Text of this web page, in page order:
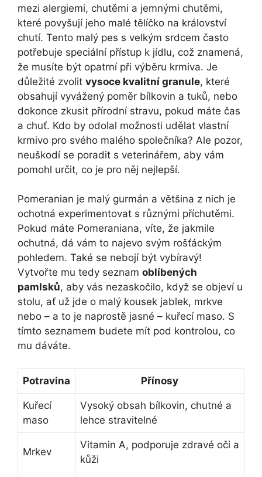
mezi alergiemi, chutěmi a jemnými chutěmi,
které povyšují jeho malé tělíčko na království
chutí. Tento malý pes s velkým srdcem často
potřebuje speciální přístup k jídlu, což znamená,
že musíte být opatrní při výběru krmiva. Je
důležité zvolit vysoce kvalitní granule, které
obsahují vyvážený poměr bílkovin a tuků, nebo
dokonce zkusit přírodní stravu, pokud máte čas
a chuť. Kdo by odolal možnosti udělat vlastní
krmivo pro svého malého společníka? Ale pozor,
neuškodí se poradit s veterinářem, aby vám
pomohl určit, co je pro něj nejlepší.
Pomeranian je malý gurmán a většina z nich je
ochotná experimentovat s různými příchutěmi.
Pokud máte Pomeraniana, víte, že jakmile
ochutná, dá vám to najevo svým rošťáckým
pohledem. Také se nebojí být vybíravý!
Vytvořte mu tedy seznam oblíbených
pamlsků, aby vás nezaskočilo, když se objeví u
stolu, ať už jde o malý kousek jablek, mrkve
nebo – a to je naprostě jasné – kuřecí maso. S
tímto seznamem budete mít pod kontrolou, co
mu dáváte.
Potravina Přínosy
Kuřecí
maso
Vysoký obsah bílkovin, chutné a
lehce stravitelné
Mrkev
Vitamin A, podporuje zdravé oči a
kůži